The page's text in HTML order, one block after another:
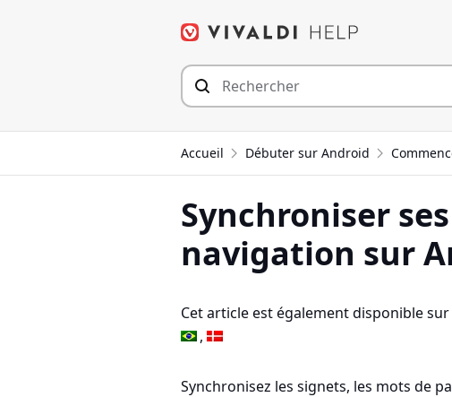
Accueil Débuter sur Android
Synchroniser
navigation sur
Cet article est également disponible sur
Synchronisez les signets, les mots de